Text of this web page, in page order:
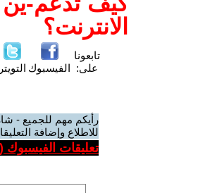
الانترنت؟
تابعونا
على: الفيسبوك التويتر
رأيكم مهم للجميع -
للاطلاع وإضافة
تعليقات الفيسبوك (